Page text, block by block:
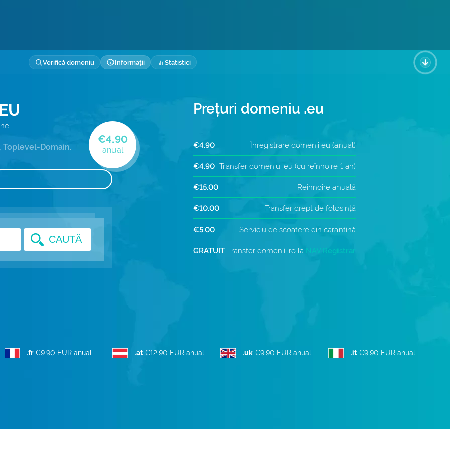
Verifică domeniu Informații Statistici
Toplevel-Domain.
CAUTĂ
Prețuri domeniu .eu
Înregistrare domenii eu (anual)
€4.90
Transfer domeniu .eu (cu reînnoire 1 an)
€4.90
Reînnoire anuală
€15.00
Transfer drept de folosință
€10.00
Serviciu de scoatere din carantină
€5.00
Transfer domenii .ro la NAV Registrar
GRATUIT
.fr €9.90 EUR anual .at €12.90 EUR anual .uk €9.90 EUR anual .it €9.90 EUR anual
€4.90
anual